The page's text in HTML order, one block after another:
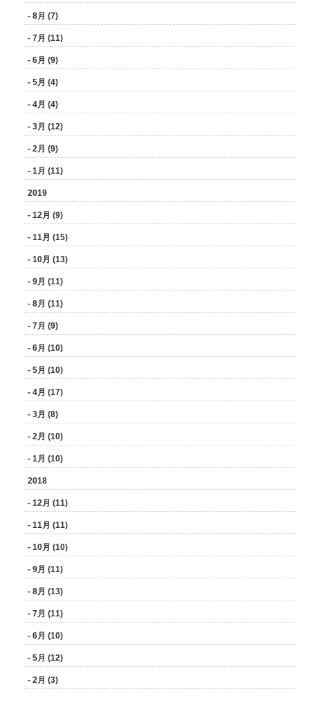
- 8月 (7)
- 7月 (11)
- 6月 (9)
- 5月 (4)
- 4月 (4)
- 3月 (12)
- 2月 (9)
- 1月 (11)
2019
- 12月 (9)
- 11月 (15)
- 10月 (13)
- 9月 (11)
- 8月 (11)
- 7月 (9)
- 6月 (10)
- 5月 (10)
- 4月 (17)
- 3月 (8)
- 2月 (10)
- 1月 (10)
2018
- 12月 (11)
- 11月 (11)
- 10月 (10)
- 9月 (11)
- 8月 (13)
- 7月 (11)
- 6月 (10)
- 5月 (12)
- 2月 (3)